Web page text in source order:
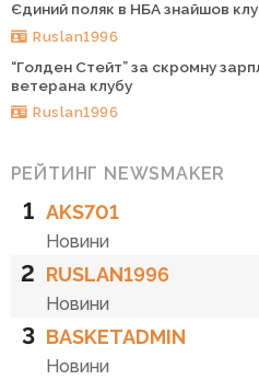
Єдиний поляк в НБА знайшов
Ruslan1996
“Голден Стейт” за скромну
ветерана клубу
Ruslan1996
РЕЙТИНГ NEWSMAKER
1 AKS701
Новини
2 RUSLAN1996
Новини
3 BASKETADMIN
Новини